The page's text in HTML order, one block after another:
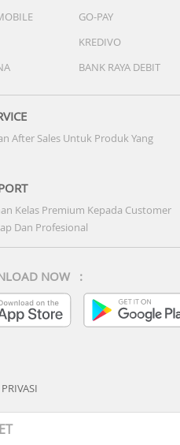
(hingga tahun 2099)
GO-PAY
KREDIVO
BANK RAYA DEBIT
After Sales Untuk Produk Yang
Kelas Premium Kepada Customer
Dan Profesional
NOW :